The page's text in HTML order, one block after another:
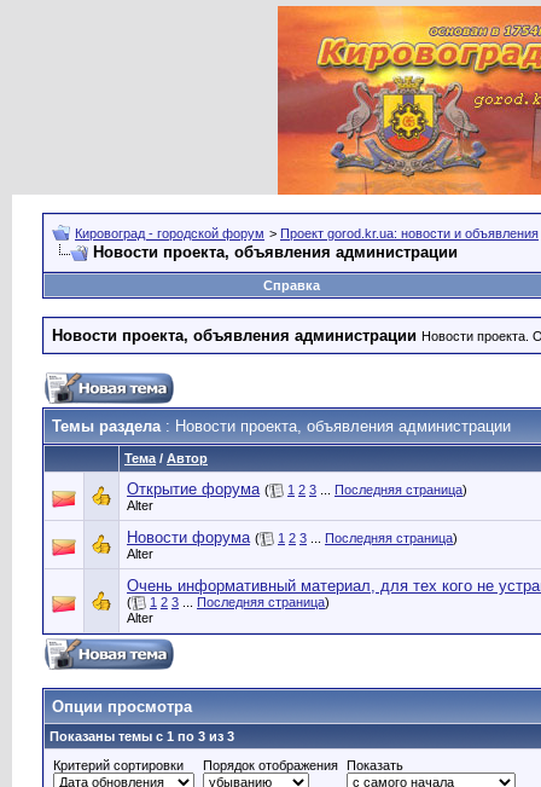
Кировоград - городской форум > Проект gorod.kr.ua: новости и объявления
Новости проекта, объявления администрации
Справка
Новости проекта, объявления администрации Новости проекта.
Темы раздела: Новости проекта, объявления администрации
Тема / Автор
Открытие форума ( 1 2 3 Последняя страница)
Alter
Новости форума ( 1 2 3 Последняя страница)
Alter
Очень информативный материал, для тех кого не
( 1 2 3 Последняя страница)
Alter
Опции просмотра
Показаны темы с 1 по 3 из 3
Критерий сортировки
Порядок отображения Показать